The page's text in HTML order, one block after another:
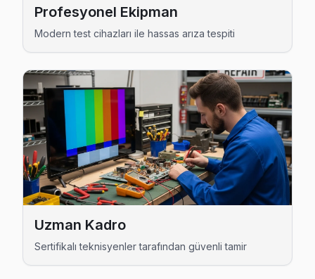
Mevlana'de Sanyo TV ses ama görüntü yok sorununu
Mevlana Sanyo Anakart Tamiri →
Mimar Sinan Sanyo Servis
Mimar Sinan mahallesi Sanyo TV servis hattımız günlük
Ataşehir Sanyo Servis →
Mustafa Kemal Sanyo Servis
Ataşehir'da Mustafa Kemal mahallesi Sanyo TV servisi
Ataşehir TV Servis Merkezi →
Örnek Sanyo Servis
Profesyonel Ekipman
Modern test cihazları ile hassas arıza tespiti
Uzman Kadro
Sertifikalı teknisyenler tarafından güvenli tamir